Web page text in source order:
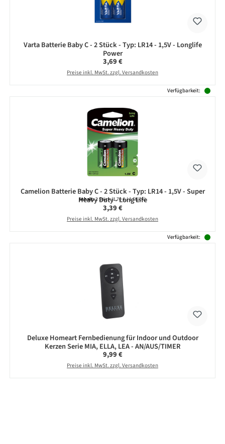
Varta Batterie Baby C - 2 Stück - Typ: LR14 - 1,5V - Longlife
Power
Regulärer Preis:
3,69 €
Preise inkl. MwSt. zzgl. Versandkosten
Verfügbarkeit:
Camelion Batterie Baby C - 2 Stück - Typ: LR14 - 1,5V - Super
Heavy Duty - Long Life
Inhalt:2 Stück(1,70 € / 1 Stück)
Regulärer Preis:
3,39 €
Preise inkl. MwSt. zzgl. Versandkosten
Verfügbarkeit:
Deluxe Homeart Fernbedienung für Indoor und Outdoor
Kerzen Serie MIA, ELLA, LEA - AN/AUS/TIMER
Regulärer Preis:
9,99 €
Preise inkl. MwSt. zzgl. Versandkosten